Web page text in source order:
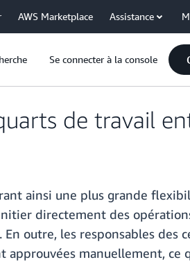
AWS Marketplace Assistance
Se connecter à la console
de travail
ainsi une plus grande
directement des
outre, les responsables des
approuvées manuellement, ce